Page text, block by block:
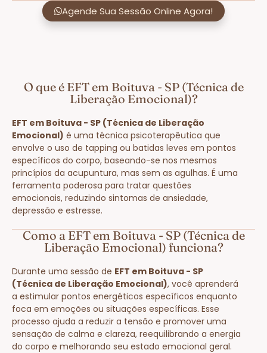
Agende Sua Sessão Online Agora!
O que é EFT em Boituva - SP (Técnica de
Liberação Emocional)?
EFT em Boituva - SP (Técnica de Liberação
Emocional) é uma técnica psicoterapêutica que
envolve o uso de tapping ou batidas leves em pontos
específicos do corpo, baseando-se nos mesmos
princípios da acupuntura, mas sem as agulhas. É uma
ferramenta poderosa para tratar questões
emocionais, reduzindo sintomas de ansiedade,
depressão e estresse.
Como a EFT em Boituva - SP (Técnica de
Liberação Emocional) funciona?
Durante uma sessão de EFT em Boituva - SP
(Técnica de Liberação Emocional), você aprenderá
a estimular pontos energéticos específicos enquanto
foca em emoções ou situações específicas. Esse
processo ajuda a reduzir a tensão e promover uma
sensação de calma e clareza, reequilibrando a energia
do corpo e melhorando seu estado emocional geral.